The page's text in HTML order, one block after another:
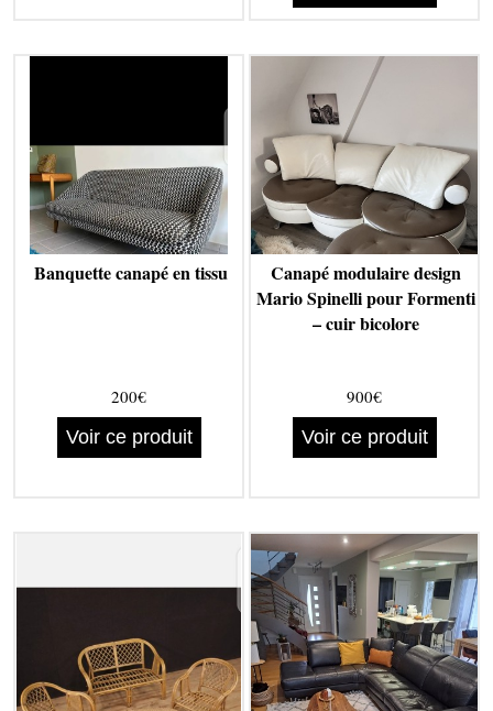
Banquette canapé en tissu
200€
Voir ce produit
Canapé modulaire design
Mario Spinelli pour Formenti
– cuir bicolore
900€
Voir ce produit